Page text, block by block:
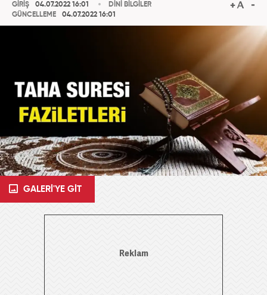
GİRİŞ
04.07.2022 16:01
GÜNCELLEME
04.07.2022 16:01
DİNİ BİLGİLER
GALERİ'YE GİT